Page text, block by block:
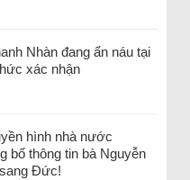
Nhàn đang ẩn náu tại
xác nhận
hình nhà nước
bố thông tin bà Nguyễn
Đức!